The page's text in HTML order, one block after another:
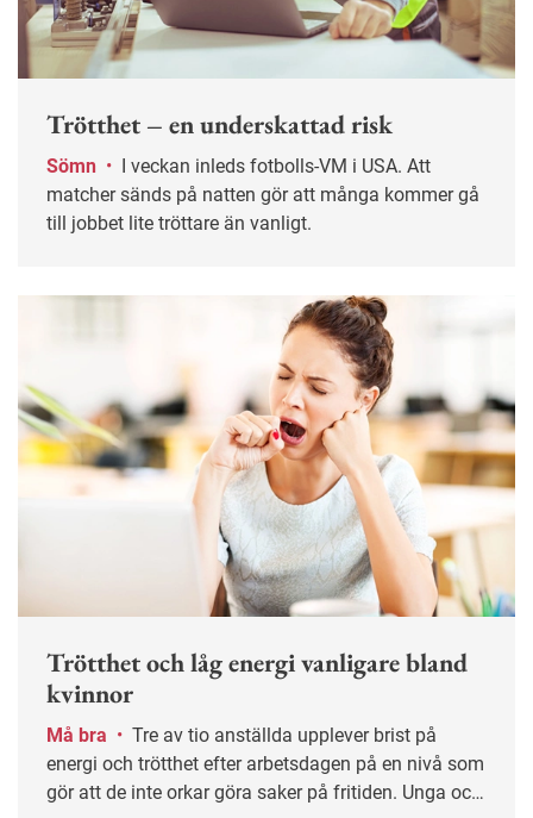
Trötthet – en underskattad risk
Sömn •
matcher sänds på natten gör att många kommer gå
till jobbet lite tröttare än vanligt.
Trötthet och låg energi vanligare bland
kvinnor
Må bra •
energi och trötthet efter arbetsdagen på en nivå som
gör att de inte orkar göra saker på fritiden. Unga och